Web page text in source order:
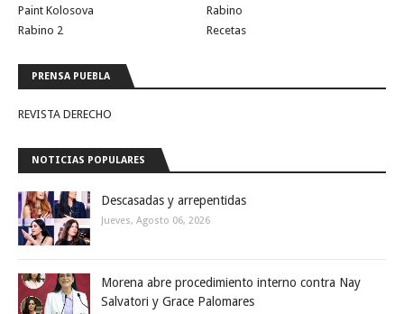
Paint Kolosova
Rabino
Rabino 2
Recetas
PRENSA PUEBLA
REVISTA DERECHO
NOTICIAS POPULARES
Descasadas y arrepentidas
Jueves, Agosto 06, 2026
Morena abre procedimiento interno contra Nay
Salvatori y Grace Palomares